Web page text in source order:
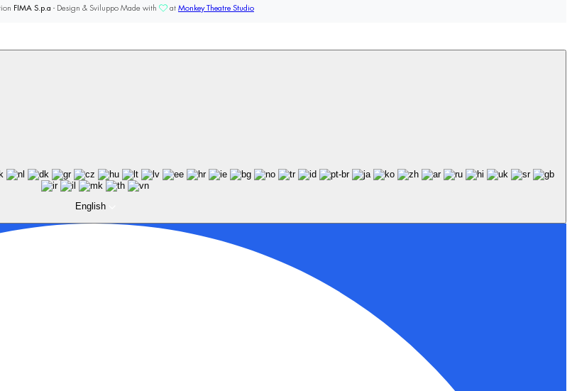
FIMA S.p.a - Design & Sviluppo Made with at Monkey Theatre Studio
English